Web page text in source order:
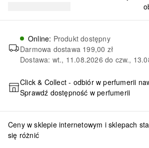
Online: Produkt dostępny
Darmowa dostawa 199,00 zł
Dostawa: wt., 11.08.2026 do czw.,
DODAJ DO KOSZYKA
Click & Collect - odbiór w perfumerii
Sprawdź dostępność w perfumerii
Ceny w sklepie internetowym i sklepach
się różnić